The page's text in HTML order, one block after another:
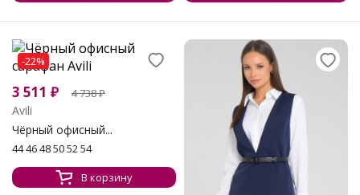
-22%
3 511 ₽ 4 738₽
Avili
Чёрный офисный...
44 46 48 50 52 54
В корзину